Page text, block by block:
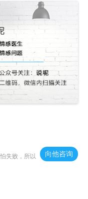
失败，所以
向他咨询